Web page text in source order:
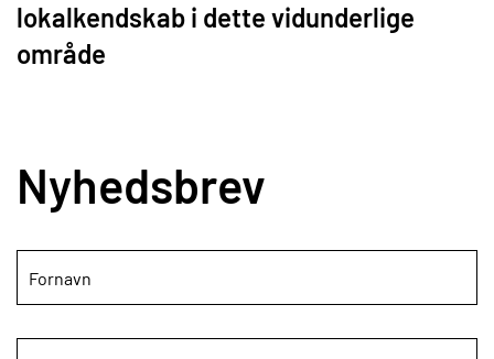
lokalkendskab i dette vidunderlige
område
Nyhedsbrev